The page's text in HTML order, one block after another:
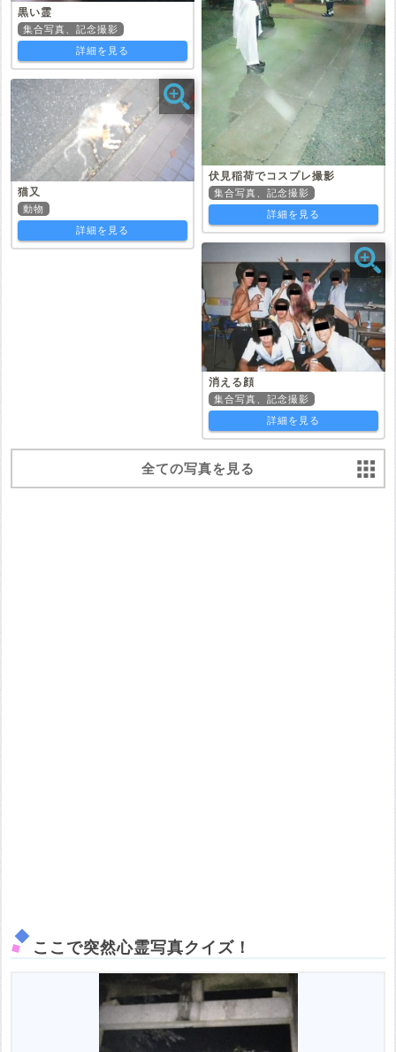
黒い霊
集合写真、記念撮影
詳細を見る
猫又
動物
詳細を見る
伏見稲荷でコスプレ撮影
集合写真、記念撮影
詳細を見る
消える顔
集合写真、記念撮影
詳細を見る
全ての写真を見る
ここで突然心霊写真クイズ！